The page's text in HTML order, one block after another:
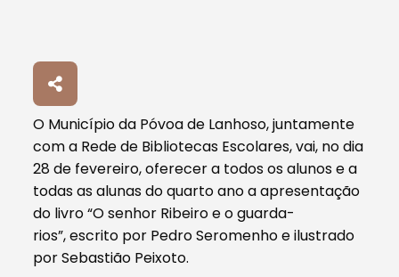
O Município da Póvoa de Lanhoso, juntamente
com a Rede de Bibliotecas Escolares, vai, no dia
28 de fevereiro, oferecer a todos os alunos e a
todas as alunas do quarto ano a apresentação
do livro “O senhor Ribeiro e o guarda-
rios”, escrito por Pedro Seromenho e ilustrado
por Sebastião Peixoto.